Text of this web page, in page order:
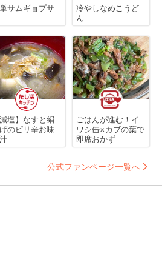
サムギョプサ
冷やしなめこうど
ん
減塩】なすと絹
のピリ辛お味
ごはんが進む！イ
ワシ缶×カブの葉で
即席おかず
公式ファンページ一覧へ